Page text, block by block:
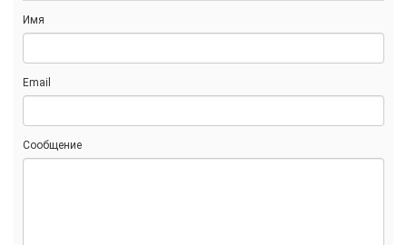
Имя
Email
Сообщение